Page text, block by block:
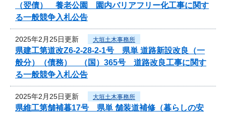
（翌債） 養老公園 園内バリアフリー化工事に関す
る一般競争入札公告
2025年2月25日更新 大垣土木事務所
県建工第道改Z6-2-28-2-1号 県単 道路新設改良（一
般分）（債務） （国）365号 道路改良工事に関す
る一般競争入札公告
2025年2月25日更新 大垣土木事務所
県維工第舗補暮17号 県単 舗装道補修（暮らしの安